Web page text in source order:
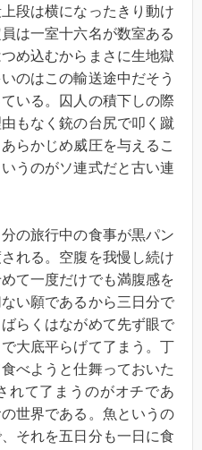
段は横になったきり動け
は一室十六名が数室ある
め込むからまさに生地獄
のはこの輸送途中だそう
いる。囚人の積下しの際
もなく銃の台尻で叩く蹴
らかじめ威圧を与えるこ
うのがソ連式だと古い連
の旅行中の食事が黒パン
れる。空腹を我慢し続け
て一度だけでも満腹感を
い願であるから三日分で
らくはながめて先ず眼で
大底平らげて了まう。丁
べようと仕舞っておいた
れて了まうのがオチであ
世界である。魚というの
それを五日分も一日に食